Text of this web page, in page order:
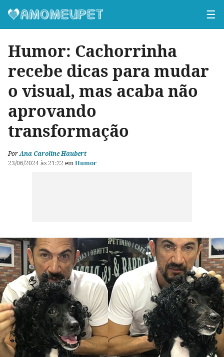
☰
Humor: Cachorrinha
recebe dicas para mudar
o visual, mas acaba não
aprovando
transformação
PorAna Caroline Haubert
23/06/2024 às 21:22 emHumor